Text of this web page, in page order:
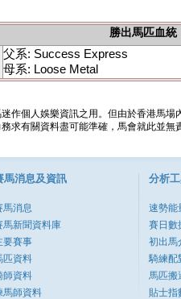
勝出馬匹血統
父系: Success Express
母系: Loose Metal
作個人娛樂資訊之用。但由於香港馬
求有關資料盡可能準確，馬會就此並
馬消息及資訊
馬消息
馬新聞資料庫
要賽事
匹資料
師資料
馬師資料
分析
速勢能
賽日數
初出馬
騎練配
馬匹搬
貼士指